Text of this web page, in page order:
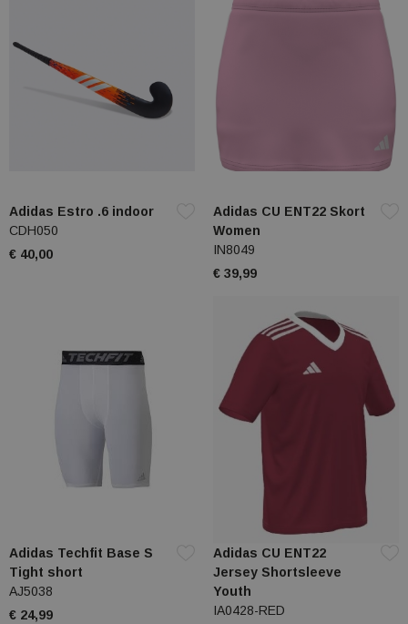
Adidas Estro .6 indoor
CDH050
€ 40,00
Adidas CU ENT22 Skort
Women
IN8049
€ 39,99
Adidas Techfit Base S
Tight short
AJ5038
€ 24,99
Adidas CU ENT22
Jersey Shortsleeve
Youth
IA0428-RED